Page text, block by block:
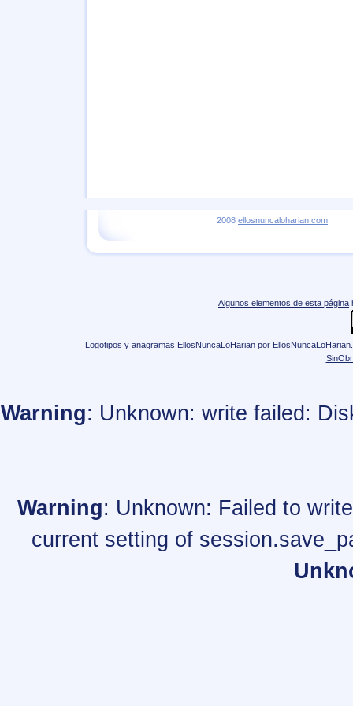
2008 ellosnuncaloharian.com
Algunos elementos de esta página
Logotipos y anagramas EllosNuncaLoHarian por
Warning: Unknown: write failed:
Warning: Unknown: Failed to
current setting of